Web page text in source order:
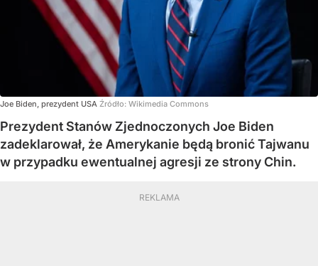
Joe Biden, prezydent USA Źródło: Wikimedia Commons
Prezydent Stanów Zjednoczonych Joe Biden
zadeklarował, że Amerykanie będą bronić Tajwanu
w przypadku ewentualnej agresji ze strony Chin.